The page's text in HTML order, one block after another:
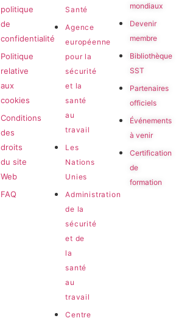
politique
de
confidentialité
Politique
relative
aux
cookies
Conditions
des
droits
du site
Web
FAQ
Santé
Agence
européenne
pour la
sécurité
et la
santé
au
travail
Les
Nations
Unies
Administration
de la
sécurité
et de
la
santé
au
travail
Centre
mondiaux
Devenir
membre
Bibliothèque
SST
Partenaires
officiels
Événements
à venir
Certification
de
formation